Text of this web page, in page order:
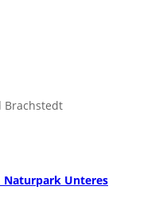
Brachstedt
Naturpark Unteres